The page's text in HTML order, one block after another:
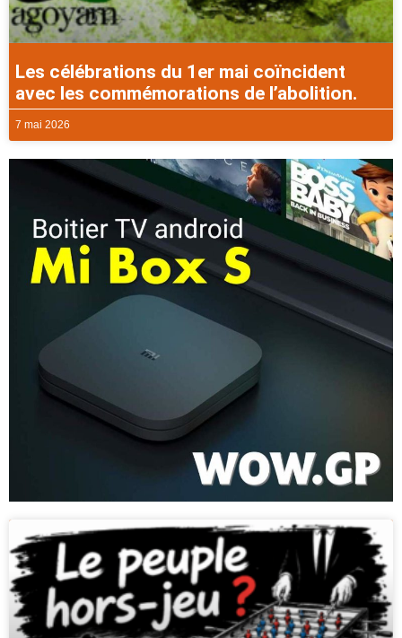
Les célébrations du 1er mai coïncident
avec les commémorations de l’abolition.
7 mai 2026